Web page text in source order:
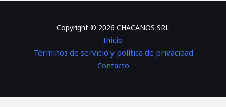
Copyright © 2026 CHACANOS SRL
Inicio
Términos de servicio y política de privacidad
Contacto